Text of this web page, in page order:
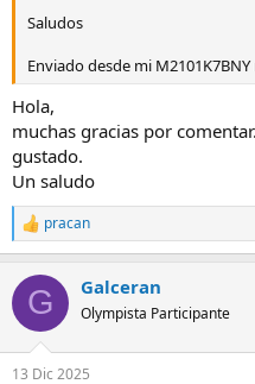
Saludos
Enviado desde mi
Hola,
muchas gracias por
gustado.
Un saludo
R
e
c
i
pracan
G Galceran
Olympista Participante
13 Dic 2025